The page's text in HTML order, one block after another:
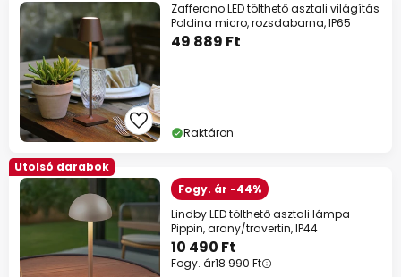
Zafferano LED tölthető asztali világítás
Poldina micro, rozsdabarna, IP65
49 889 Ft
Raktáron
Utolsó darabok
Fogy. ár -44%
Lindby LED tölthető asztali lámpa
Pippin, arany/travertin, IP44
10 490 Ft
Fogy. ár18 990 Ft